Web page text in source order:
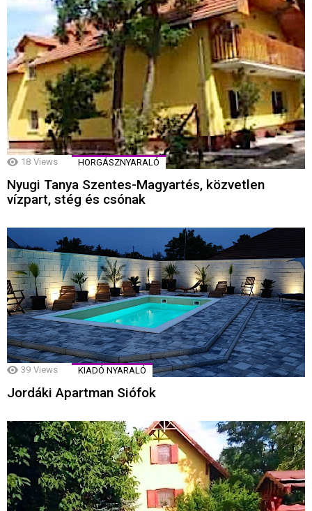
18 Views HORGÁSZNYARALÓ
Nyugi Tanya Szentes-Magyartés, közvetlen
vízpart, stég és csónak
39 Views KIADÓ NYARALÓ
Jordáki Apartman Siófok